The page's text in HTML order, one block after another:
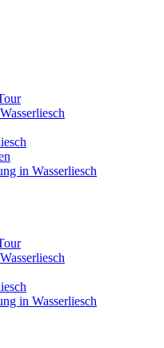
in Wasserliesch
in Wasserliesch